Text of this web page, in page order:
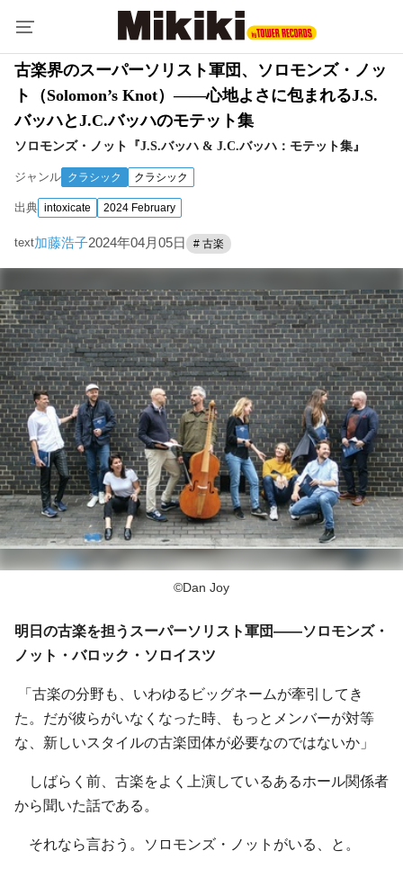
古楽界のスーパーソリスト軍団、ソロモンズ・ノッ
ト（Solomon’s Knot）――心地よさに包まれるJ.S.
バッハとJ.C.バッハのモテット集
ソロモンズ・ノット『J.S.バッハ & J.C.バッハ：モテット集』
ジャンル クラシック クラシック
出典 intoxicate 2024 February
text加藤浩子2024年04月05日 # 古楽
©Dan Joy
明日の古楽を担うスーパーソリスト軍団――ソロモンズ・
ノット・バロック・ソロイスツ
「古楽の分野も、いわゆるビッグネームが牽引してき
た。だが彼らがいなくなった時、もっとメンバーが対等
な、新しいスタイルの古楽団体が必要なのではないか」
しばらく前、古楽をよく上演しているあるホール関係者
から聞いた話である。
それなら言おう。ソロモンズ・ノットがいる、と。